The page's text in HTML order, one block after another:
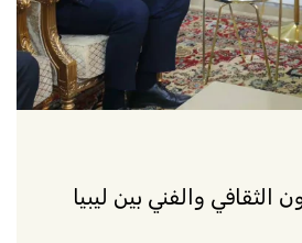
الثقافي والفني بين ليبيا